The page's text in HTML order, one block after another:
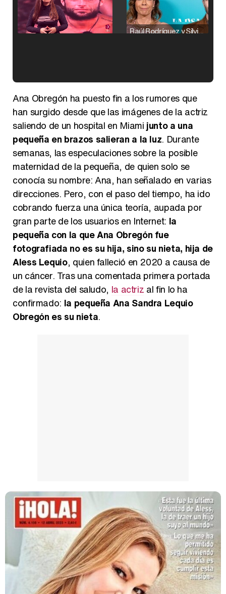
Raúl Rodríguez y Silvia Taulés nos cuentan su papel en 'La familia de la tele'
Así se tomó Felipe VI que la Infanta Sofía no quisiera recibir formación militar
Belén Esteban: "Estoy emocionada, muy contenta y muy feliz por llegar a RTVE"
Ana Obregón ha puesto fin a los rumores que
han surgido desde que las imágenes de la actriz
saliendo de un hospital en Miami junto a una
pequeña en brazos salieran a la luz. Durante
semanas, las especulaciones sobre la posible
maternidad de la pequeña, de quien solo se
conocía su nombre: Ana, han señalado en varias
direcciones. Pero, con el paso del tiempo, ha ido
cobrando fuerza una única teoría, aupada por
gran parte de los usuarios en Internet: la
pequeña con la que Ana Obregón fue
fotografiada no es su hija, sino su nieta, hija de
Aless Lequio, quien falleció en 2020 a causa de
un cáncer. Tras una comentada primera portada
de la revista del saludo, la actriz al fin lo ha
confirmado: la pequeña Ana Sandra Lequio
Obregón es su nieta.